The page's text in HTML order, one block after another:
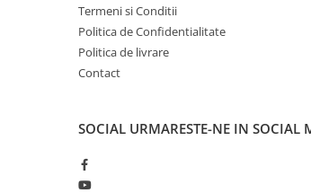
Termeni si Conditii
Politica de Confidentialitate
Politica de livrare
Contact
SOCIAL URMARESTE-NE IN SOCIAL